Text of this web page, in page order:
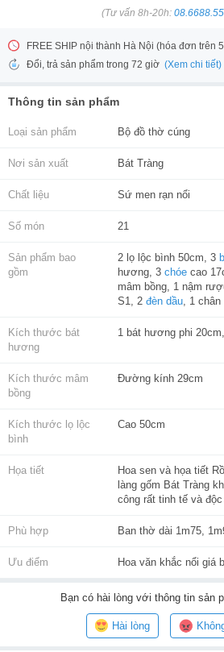
(Tư vấn 8h-20h:
FREE SHIP nội thành Hà Nội (hóa đơn trên
Đổi, trả sản phẩm trong 72 giờ (Xem chi tiết)
Thông tin sản phẩm
Loại sản phẩm Bộ đồ thờ cúng
Nơi sản xuất Bát Tràng
Chất liệu Sứ men rạn nổi
Số món 21
Sản phẩm bao
gồm
2 lọ lộc bình 50cm, 3
hương, 3 chóe cao
mâm bồng, 1 nậm
S1, 2 đèn dầu , 1
Kích thước bát
hương
1 bát hương phi
Kích thước mâm
bồng
Đường kính 29cm
Kích thước lọ lộc
bình
Cao 50cm
Họa tiết
Hoa sen và họa tiết
làng gốm Bát Tràng
công rất tinh tế và
Phù hợp Ban thờ dài 1m75,
Ưu điểm Hoa văn khắc nổi giá
Bạncó hài lòng với thông tin sản
Hài lòng